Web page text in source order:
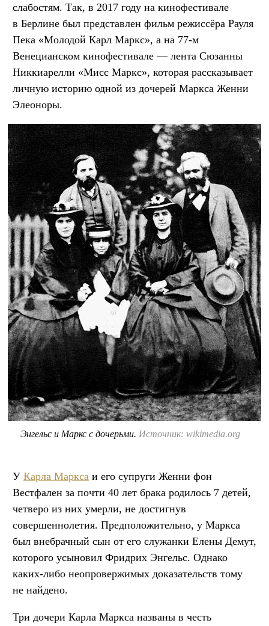
слабостям. Так, в 2017 году на кинофестивале
в Берлине был представлен фильм режиссёра Рауля
Пека «Молодой Карл Маркс», а на 77-м
Венецианском кинофестивале — лента Сюзанны
Никкиарелли «Мисс Маркс», которая рассказывает
личную историю одной из дочерей Маркса Женни
Элеоноры.
Энгельс и Маркс с дочерьми. Источник: wikimedia.org
У Карла Маркса и его супруги Женни фон
Вестфален за почти 40 лет брака родилось 7 детей,
четверо из них умерли, не достигнув
совершеннолетия. Предположительно, у Маркса
был внебрачный сын от его служанки Елены Демут,
которого усыновил Фридрих Энгельс. Однако
каких-либо неопровержимых доказательств тому
не найдено.
Три дочери Карла Маркса названы в честь